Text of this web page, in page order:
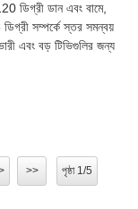
​​ডিগ্রী ডান এবং বামে,
সম্পর্কে স্তর সমন্বয়
এবং বড় টিভিগুলির জন্য
>> পৃষ্ঠা 1/5